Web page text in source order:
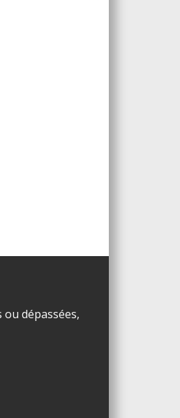
dépassées,